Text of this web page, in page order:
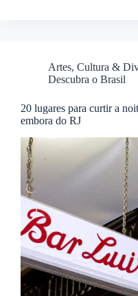
Artes, Cultura &
Descubra o Brasil
20 lugares para curtir a
embora do RJ